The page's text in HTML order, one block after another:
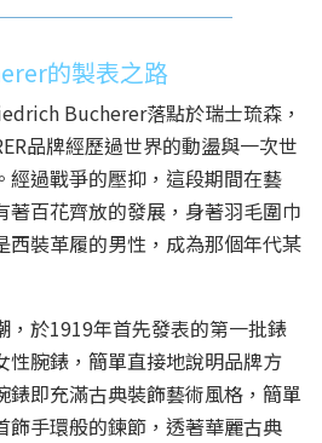
的製表之路
Bucherer落點於瑞士琉森，
品牌經歷過世界的動盪與一次世
經過戰爭的壓抑，這段期間在藝
著百花齊放的發展，身著羽毛圍巾
西裝革履的男性，成為那個年代某
，於1919年首先發表的第一批錶
性腕錶，簡單直接地說明品牌方
錶即充滿古典裝飾藝術風格，簡單
飾手環般的鍊節，透著華麗古典